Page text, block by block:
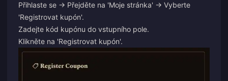
Přihlaste se → Přejděte na 'Moje stránka' → Vyberte
'Registrovat kupón'.
Zadejte kód kupónu do vstupního pole.
Klikněte na 'Registrovat kupón'.